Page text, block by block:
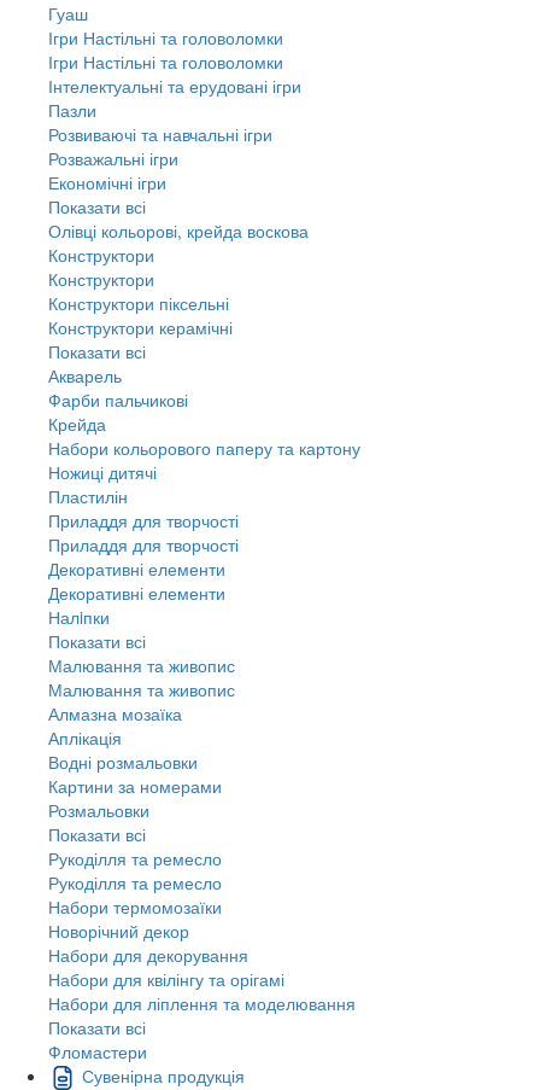
Гуаш
Ігри Настільні та головоломки
Ігри Настільні та головоломки
Інтелектуальні та ерудовані ігри
Пазли
Розвиваючі та навчальні ігри
Розважальні ігри
Економічні ігри
Показати всі
Олівці кольорові, крейда воскова
Конструктори
Конструктори
Конструктори піксельні
Конструктори керамічні
Показати всі
Акварель
Фарби пальчикові
Крейда
Набори кольорового паперу та картону
Ножиці дитячі
Пластилін
Приладдя для творчості
Приладдя для творчості
Декоративні елементи
Декоративні елементи
Налiпки
Показати всі
Малювання та живопис
Малювання та живопис
Алмазна мозаїка
Аплікація
Водні розмальовки
Картини за номерами
Розмальовки
Показати всі
Рукоділля та ремесло
Рукоділля та ремесло
Набори термомозаїки
Новорічний декор
Набори для декорування
Набори для квілінгу та орігамі
Набори для ліплення та моделювання
Показати всі
Фломастери
Сувенірна продукція